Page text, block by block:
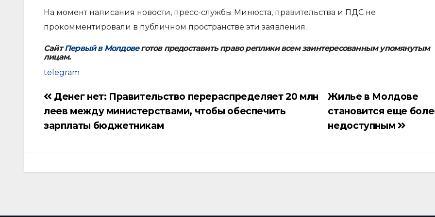
На момент написания новости, пресс-службы Минюста, правительства и ПДС не
прокомментировали в публичном пространстве эти заявления.
СайтПервый в Молдовеготов предоставить право реплики всем заинтересованным упомянутым
лицам.
telegram
Навигация
по
Жилье в Молдове
становится еще
недоступным
Денег нет: Правительство перераспределяет 20 млн
леев между министерствами, чтобы обеспечить
зарплаты бюджетникам